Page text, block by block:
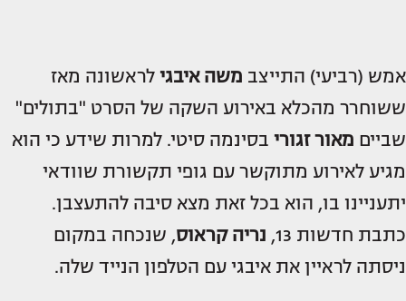
אמש (רביעי) התייצב משה איבגי לראשונה מאז
ששוחרר מהכלא באירוע השקה של הסרט "בתולים"
שביים מאור זגורי בסינמה סיטי. למרות שידע כי הוא
מגיע לאירוע מתוקשר עם גופי תקשורת שוודאי
יתעניינו בו, הוא בכל זאת מצא סיבה להתעצבן.
כתבת חדשות 13,
נריה קראוס, שנכחה במקום
ניסתה לראיין את איבגי עם הטלפון הנייד שלה.